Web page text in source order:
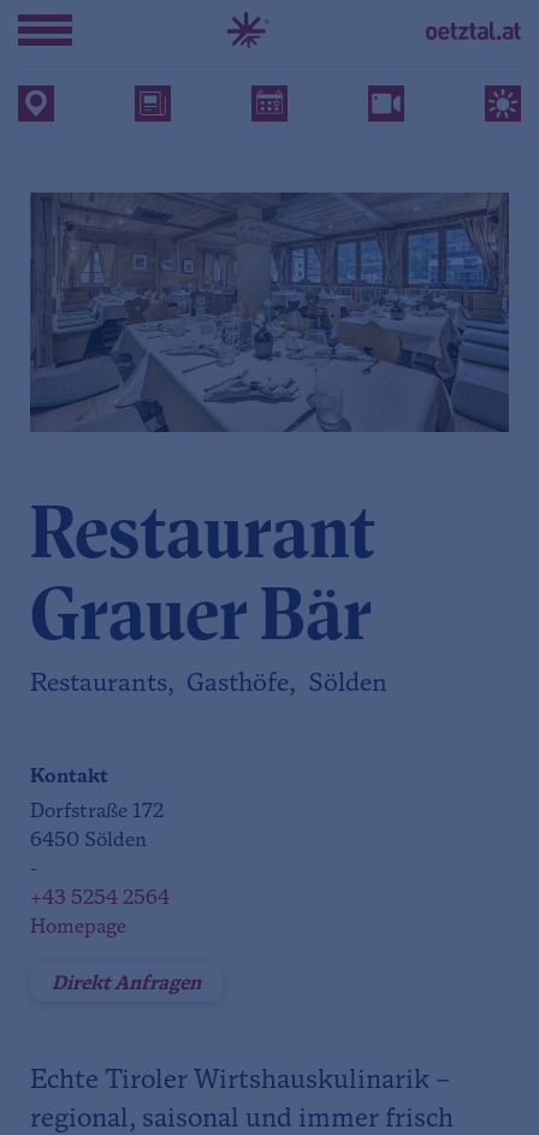
Restaurant
Grauer Bär
Restaurants, Gasthöfe, Sölden
Kontakt
Dorfstraße 172
6450 Sölden
-
+43 5254 2564
Homepage
Direkt Anfragen
Echte Tiroler Wirtshauskulinarik –
regional, saisonal und immer frisch